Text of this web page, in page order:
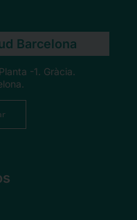
Barcelona
-1. Gràcia.